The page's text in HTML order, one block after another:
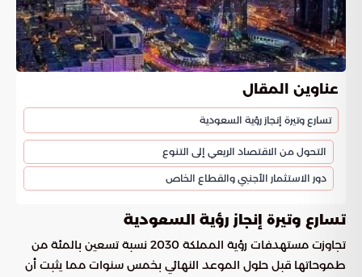
عناوين المقال
تسارع وتيرة إنجاز رؤية السعودية
التحول من الاقتصاد الريعي إلى التنوع
دور الاستثمار الأجنبي والقطاع الخاص
تسارع وتيرة إنجاز رؤية السعودية
تجاوزت مستهدفات رؤية المملكة 2030 نسبة تسعين بالمئة من
طموحاتها قبل حلول الموعد النهائي بخمس سنوات مما يثبت أن